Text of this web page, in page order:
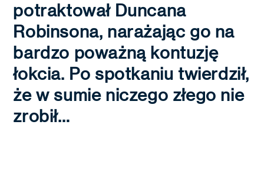
potraktował Duncana
Robinsona, narażając go na
bardzo poważną kontuzję
łokcia. Po spotkaniu twierdził,
że w sumie niczego złego nie
zrobił…